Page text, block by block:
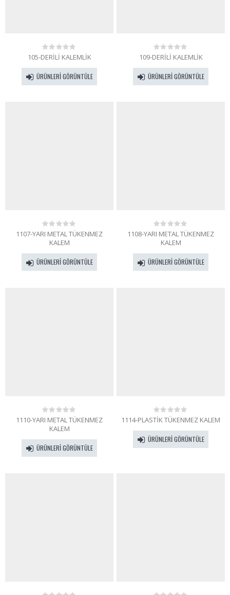
0
5
105-DERİLİ KALEMLİK
ÜRÜNLERI GÖRÜNTÜLE
0
5
109-DERİLİ KALEMLİK
ÜRÜNLERI GÖRÜNTÜLE
0
out
5
1107-YARI METAL TÜKENMEZ
KALEM
ÜRÜNLERI GÖRÜNTÜLE
0
out
5
1108-YARI METAL TÜKENMEZ
KALEM
ÜRÜNLERI GÖRÜNTÜLE
0
out
5
1110-YARI METAL TÜKENMEZ
KALEM
ÜRÜNLERI GÖRÜNTÜLE
0
5
1114-PLASTİK TÜKENMEZ KALEM
ÜRÜNLERI GÖRÜNTÜLE